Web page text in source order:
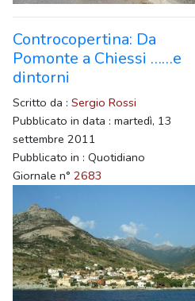
Controcopertina: Da
Pomonte a Chiessi ……e
dintorni
Scritto da : Sergio Rossi
Pubblicato in data : martedì, 13
settembre 2011
Pubblicato in : Quotidiano
Giornale n° 2683